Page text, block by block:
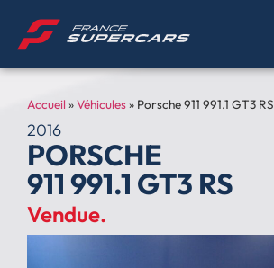
Accueil »Véhicules» Porsche 911 991.1 GT3 RS
2016
PORSCHE
911 991.1 GT3 RS
Vendue.